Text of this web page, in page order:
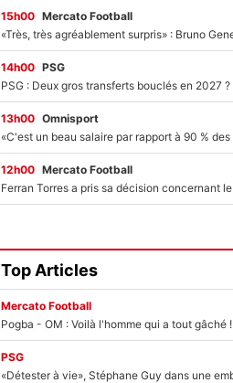
15h00 Mercato Football
14h00 PSG
13h00 Omnisport
12h00 Mercato Football
Top Articles
Mercato Football
Pogba - OM : Voilà l'homme qui a tout gâché !
PSG